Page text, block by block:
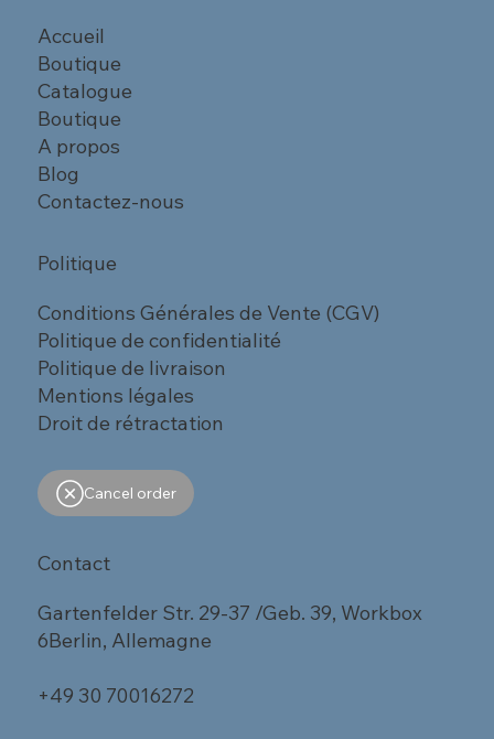
Accueil
Boutique
Catalogue
Boutique
A propos
Blog
Contactez-nous
Politique
Conditions Générales de Vente (CGV)
Politique de confidentialité
Politique de livraison
Mentions légales
Droit de rétractation
Cancel order
Contact
Gartenfelder Str. 29-37 /Geb. 39, Workbox
6Berlin, Allemagne
+49 30 70016272